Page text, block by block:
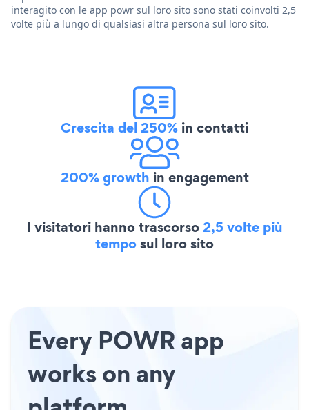
interagito con le app powr sul loro sito sono stati coinvolti 2,5
volte più a lungo di qualsiasi altra persona sul loro sito.
Crescita del 250% in contatti
200% growth in engagement
I visitatori hanno trascorso2,5 volte più
temposul loro sito
Every POWR app
works on any